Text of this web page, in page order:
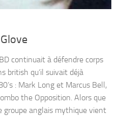
continuait à défendre corps
british qu’il suivait déjà
: Mark Long et Marcus Bell,
the Opposition. Alors que
groupe anglais mythique vient